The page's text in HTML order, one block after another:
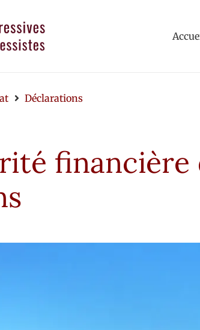
Déclarations